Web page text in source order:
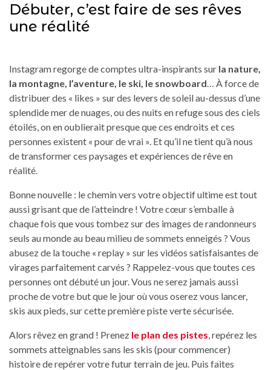
Débuter, c’est faire de ses rêves
une réalité
Instagram regorge de comptes ultra-inspirants sur la nature,
la montagne, l’aventure, le ski, le snowboard… À force de
distribuer des « likes » sur des levers de soleil au-dessus d’une
splendide mer de nuages, ou des nuits en refuge sous des ciels
étoilés, on en oublierait presque que ces endroits et ces
personnes existent « pour de vrai ». Et qu’il ne tient qu’à nous
de transformer ces paysages et expériences de rêve en
réalité.
Bonne nouvelle : le chemin vers votre objectif ultime est tout
aussi grisant que de l’atteindre ! Votre cœur s’emballe à
chaque fois que vous tombez sur des images de randonneurs
seuls au monde au beau milieu de sommets enneigés ? Vous
abusez de la touche « replay » sur les vidéos satisfaisantes de
virages parfaitement carvés ? Rappelez-vous que toutes ces
personnes ont débuté un jour. Vous ne serez jamais aussi
proche de votre but que le jour où vous oserez vous lancer,
skis aux pieds, sur cette première piste verte sécurisée.
Alors rêvez en grand ! Prenez le plan des pistes, repérez les
sommets atteignables sans les skis (pour commencer)
histoire de repérer votre futur terrain de jeu. Puis faites